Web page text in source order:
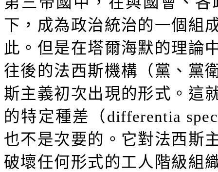
下，成為政治統治的一個組
此。但是在塔爾海默的理論
往後的法西斯機構（黨、黨
斯主義初次出現的形式。這
的特定種差（differentia
也不是次要的。它對法西斯
破壞任何形式的工人階級組